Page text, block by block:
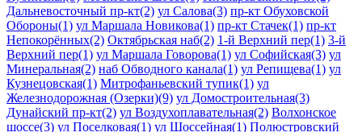
Дальневосточный пр-кт(2) ул Салова(3) пр-кт Обуховской
Обороны(1) ул Маршала Новикова(1) пр-кт Стачек(1) пр-кт
Непокорённых(2) Октябрьская наб(2) 1-й Верхний пер(1) 3-й
Верхний пер(1) ул Маршала Говорова(1) ул Софийская(3) ул
Минеральная(2) наб Обводного канала(1) ул Репищева(1) ул
Кузнецовская(1) Митрофаньевский тупик(1) ул
Железнодорожная (Озерки)(9) ул Домостроительная(3)
Дунайский пр-кт(2) ул Воздухоплавательная(2) Волхонское
шоссе(3) ул Поселковая(1) ул Шоссейная(1) Полюстровский